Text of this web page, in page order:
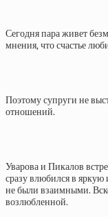
Сегодня пара живет
мнения, что счастье
Поэтому супруги не
отношений.
Уварова и Пикалов
сразу влюбился в яркую
не были взаимными.
возлюбленной.